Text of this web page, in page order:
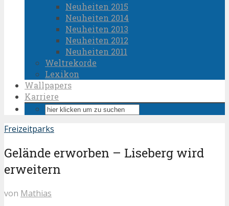
Neuheiten 2015
Neuheiten 2014
Neuheiten 2013
Neuheiten 2012
Neuheiten 2011
Weltrekorde
Lexikon
Wallpapers
Karriere
Freizeitparks
Gelände erworben – Liseberg wird
erweitern
von Mathias